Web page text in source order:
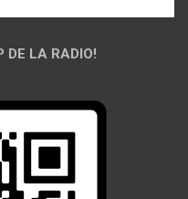
DE LA RADIO!